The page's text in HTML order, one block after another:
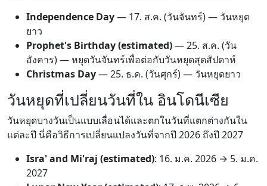
Independence Day— 17. ส.ค. (วันจันทร์) — วันหยุด
ยาว
Prophet's Birthday (estimated)—25. ส.ค. (วัน
อังคาร) — หยุดวันจันทร์เพื่อต่อกับวันหยุดสุดสัปดาห์
Christmas Day—25. ธ.ค. (วันศุกร์) — วันหยุดยาว
วันหยุดที่เปลี่ยนวันที่ใน อินโดนีเซีย
วันหยุดบางวันเป็นแบบเลื่อนได้และตกในวันที่แตกต่างกันใน
แต่ละปี นี่คือวิธีการเปลี่ยนแปลงวันที่จากปี 2026 ถึงปี 2027
Isra' and Mi'raj (estimated): 16. ม.ค. 2026 → 5. ม.ค.
2027